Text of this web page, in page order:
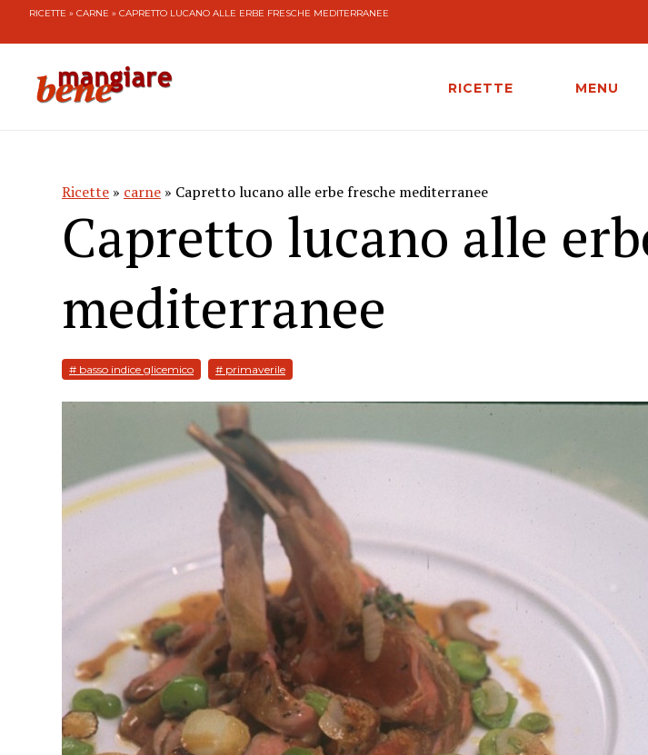
RICETTE » CARNE » CAPRETTO LUCANO ALLE ERBE FRESCHE MEDITERRANEE
RICETTE MENU
Ricette » carne » Capretto lucano alle erbe fresche mediterranee
Capretto lucano alle
mediterranee
# basso indice glicemico # primaverile